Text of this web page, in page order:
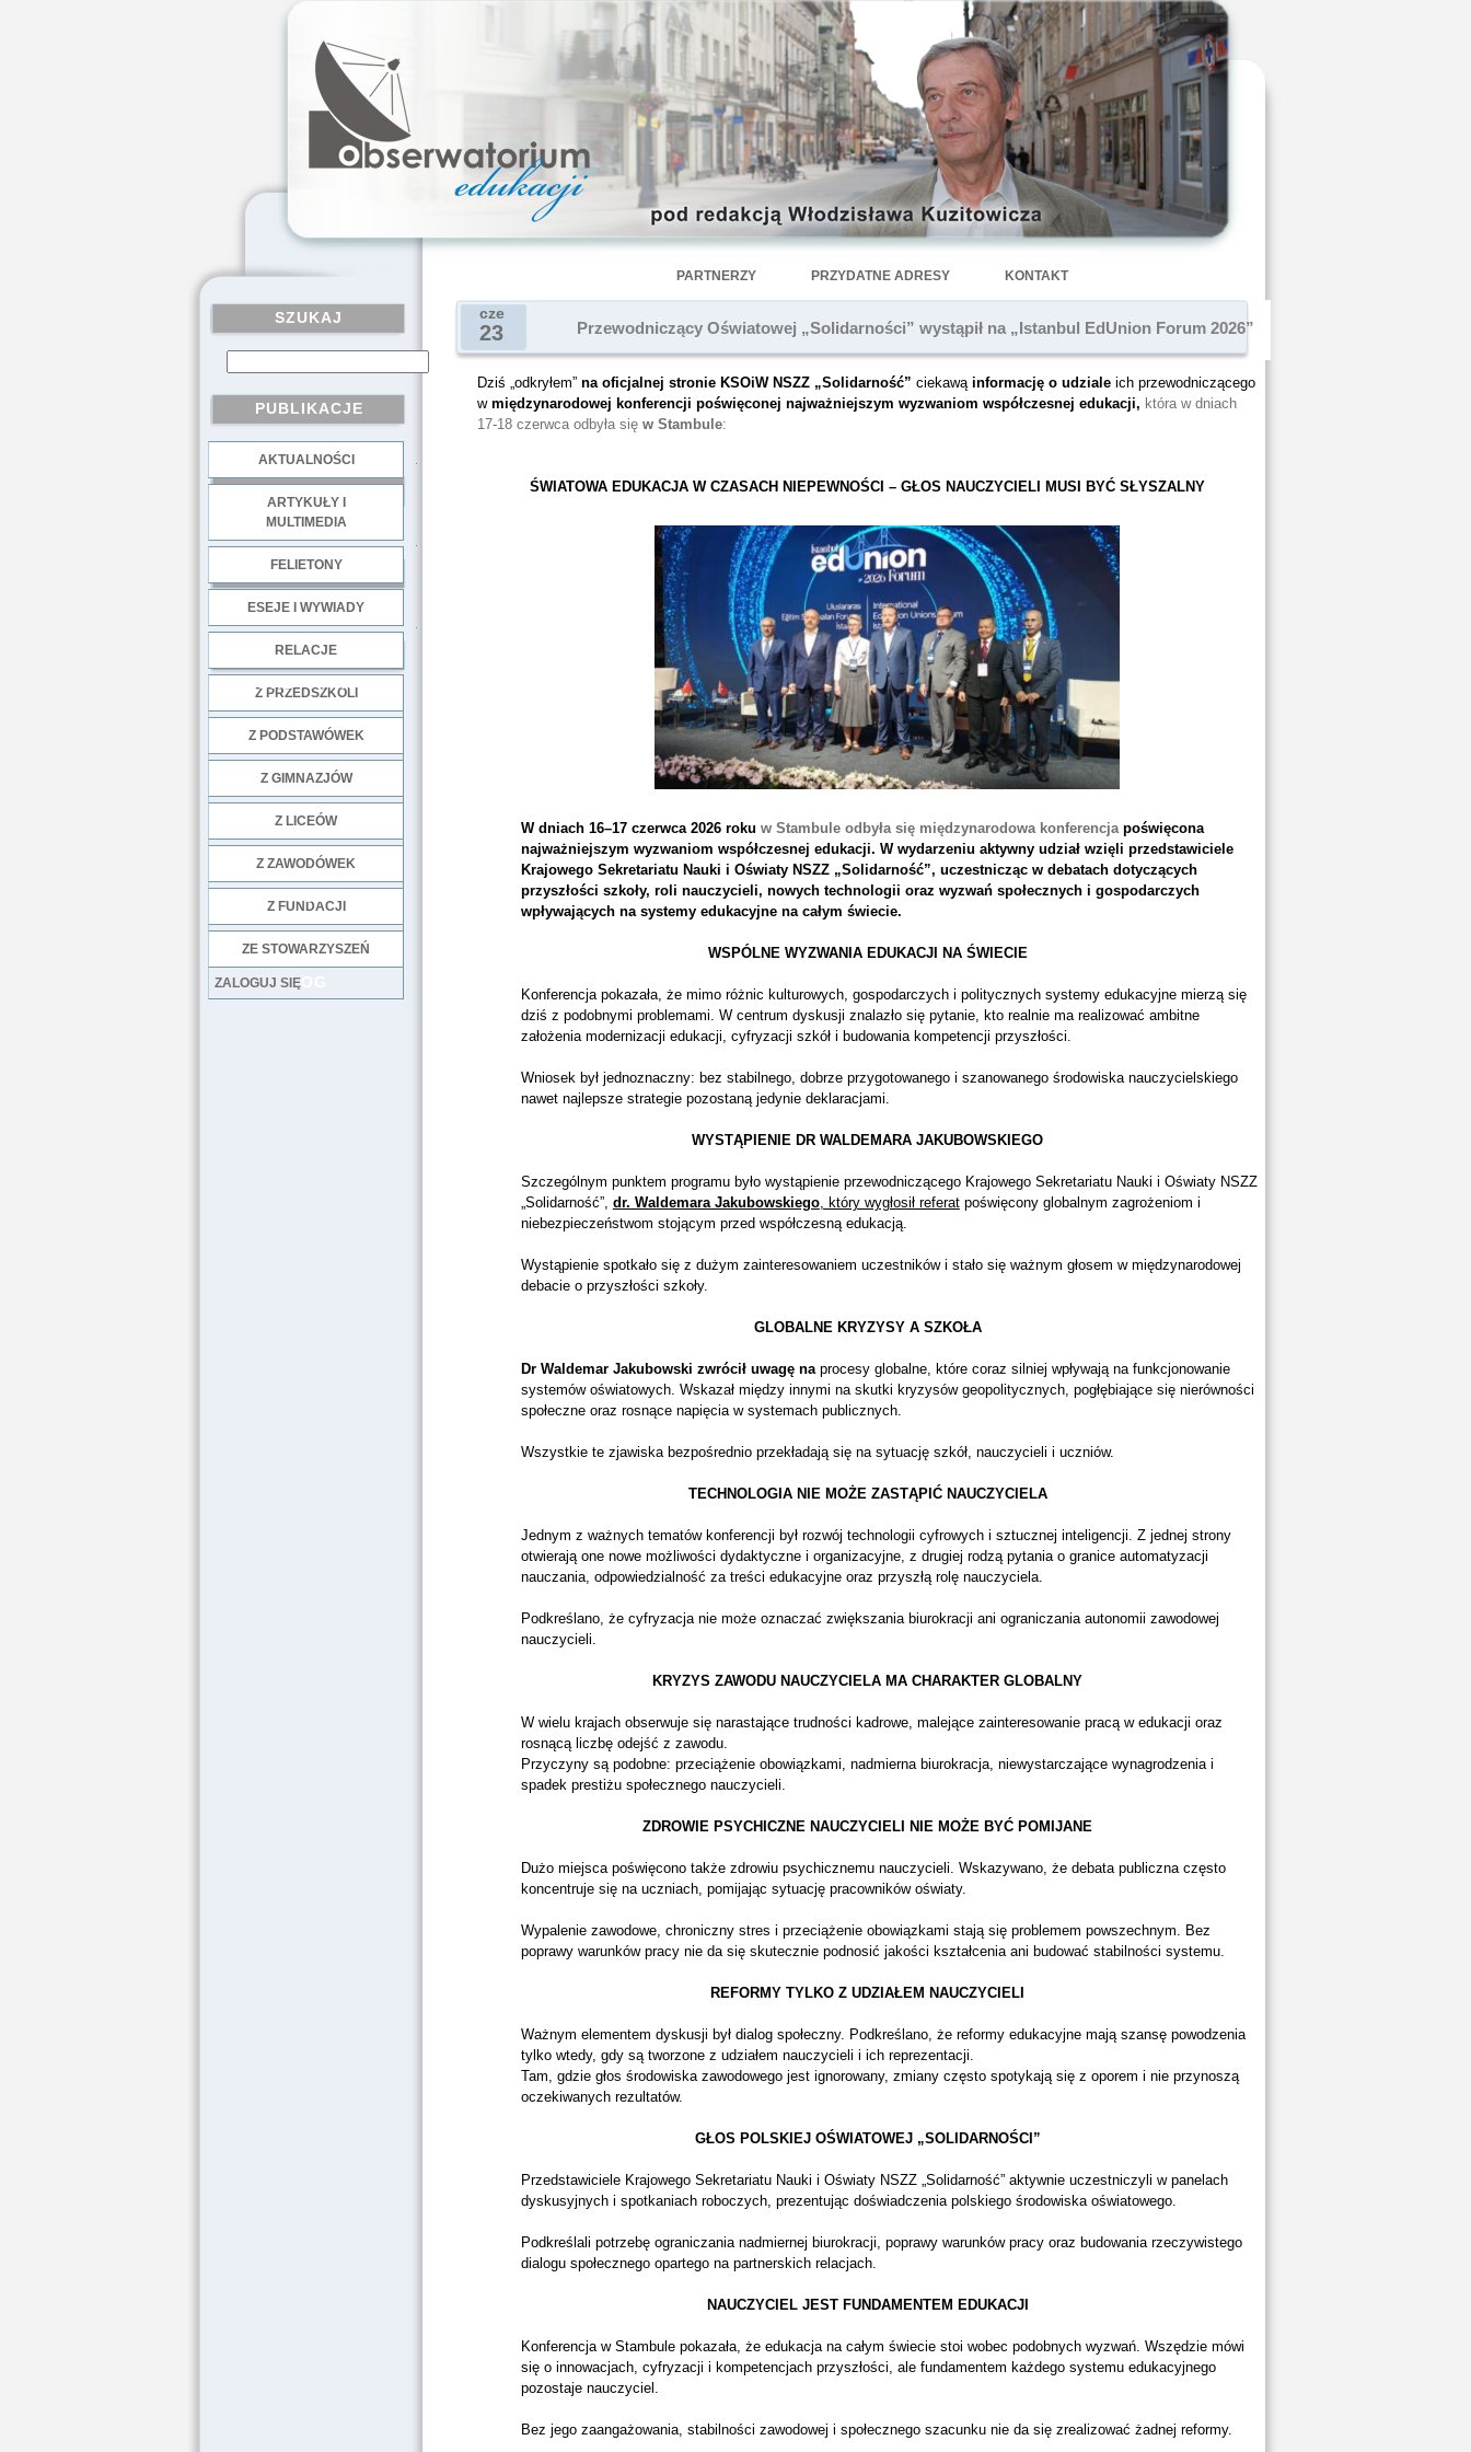
PARTNERZY PRZYDATNE ADRESY KONTAKT
SZUKAJ
PUBLIKACJE
AKTUALNOŚCI
ARTYKUŁY I
MULTIMEDIA
FELIETONY
ESEJE I WYWIADY
RELACJE
Z PRZEDSZKOLI
Z PODSTAWÓWEK
Z GIMNAZJÓW
Z LICEÓW
Z ZAWODÓWEK
Z FUNDACJI
ZE STOWARZYSZEŃ
LOG
ZALOGUJ SIĘ
cze
23 Przewodniczący Oświatowej „Solidarności” wystąpił na „Istanbul EdUnion Forum 2026”
Dziś „odkryłem” na oficjalnej stronie KSOiW NSZZ „Solidarność” ciekawą informację o udziale ich przewodniczącego
w międzynarodowej konferencji poświęconej najważniejszym wyzwaniom współczesnej edukacji, która w dniach
17-18 czerwca odbyła się w Stambule:
ŚWIATOWA EDUKACJA W CZASACH NIEPEWNOŚCI – GŁOS NAUCZYCIELI MUSI BYĆ SŁYSZALNY
W dniach 16–17 czerwca 2026 roku wStambule odbyła się międzynarodowa konferencjapoświęcona
najważniejszym wyzwaniom współczesnej edukacji. W wydarzeniu aktywny udział wzięli przedstawiciele
Krajowego Sekretariatu Nauki i Oświaty NSZZ „Solidarność”, uczestnicząc w debatach dotyczących
przyszłości szkoły, roli nauczycieli, nowych technologii oraz wyzwań społecznych i gospodarczych
wpływających na systemy edukacyjne na całym świecie.
WSPÓLNE WYZWANIA EDUKACJI NA ŚWIECIE
Konferencja pokazała, że mimo różnic kulturowych, gospodarczych i politycznych systemy edukacyjne mierzą się
dziś z podobnymi problemami. W centrum dyskusji znalazło się pytanie, kto realnie ma realizować ambitne
założenia modernizacji edukacji, cyfryzacji szkół i budowania kompetencji przyszłości.
Wniosek był jednoznaczny: bez stabilnego, dobrze przygotowanego i szanowanego środowiska nauczycielskiego
nawet najlepsze strategie pozostaną jedynie deklaracjami.
WYSTĄPIENIE DR WALDEMARA JAKUBOWSKIEGO
Szczególnym punktem programu było wystąpienie przewodniczącego Krajowego Sekretariatu Nauki i Oświaty NSZZ
„Solidarność”, dr. Waldemara Jakubowskiego, który wygłosił referatpoświęcony globalnym zagrożeniom i
niebezpieczeństwom stojącym przed współczesną edukacją.
Wystąpienie spotkało się z dużym zainteresowaniem uczestników i stało się ważnym głosem w międzynarodowej
debacie o przyszłości szkoły.
GLOBALNE KRYZYSY A SZKOŁA
Dr Waldemar Jakubowski zwrócił uwagę naprocesy globalne, które coraz silniej wpływają na funkcjonowanie
systemów oświatowych. Wskazał między innymi na skutki kryzysów geopolitycznych, pogłębiające się nierówności
społeczne oraz rosnące napięcia w systemach publicznych.
Wszystkie te zjawiska bezpośrednio przekładają się na sytuację szkół, nauczycieli i uczniów.
TECHNOLOGIA NIE MOŻE ZASTĄPIĆ NAUCZYCIELA
Jednym z ważnych tematów konferencji był rozwój technologii cyfrowych i sztucznej inteligencji. Z jednej strony
otwierają one nowe możliwości dydaktyczne i organizacyjne, z drugiej rodzą pytania o granice automatyzacji
nauczania, odpowiedzialność za treści edukacyjne oraz przyszłą rolę nauczyciela.
Podkreślano, że cyfryzacja nie może oznaczać zwiększania biurokracji ani ograniczania autonomii zawodowej
nauczycieli.
KRYZYS ZAWODU NAUCZYCIELA MA CHARAKTER GLOBALNY
W wielu krajach obserwuje się narastające trudności kadrowe, malejące zainteresowanie pracą w edukacji oraz
rosnącą liczbę odejść z zawodu.
Przyczyny są podobne: przeciążenie obowiązkami, nadmierna biurokracja, niewystarczające wynagrodzenia i
spadek prestiżu społecznego nauczycieli.
ZDROWIE PSYCHICZNE NAUCZYCIELI NIE MOŻE BYĆ POMIJANE
Dużo miejsca poświęcono także zdrowiu psychicznemu nauczycieli. Wskazywano, że debata publiczna często
koncentruje się na uczniach, pomijając sytuację pracowników oświaty.
Wypalenie zawodowe, chroniczny stres i przeciążenie obowiązkami stają się problemem powszechnym. Bez
poprawy warunków pracy nie da się skutecznie podnosić jakości kształcenia ani budować stabilności systemu.
REFORMY TYLKO Z UDZIAŁEM NAUCZYCIELI
Ważnym elementem dyskusji był dialog społeczny. Podkreślano, że reformy edukacyjne mają szansę powodzenia
tylko wtedy, gdy są tworzone z udziałem nauczycieli i ich reprezentacji.
Tam, gdzie głos środowiska zawodowego jest ignorowany, zmiany często spotykają się z oporem i nie przynoszą
oczekiwanych rezultatów.
GŁOS POLSKIEJ OŚWIATOWEJ „SOLIDARNOŚCI”
Przedstawiciele Krajowego Sekretariatu Nauki i Oświaty NSZZ „Solidarność” aktywnie uczestniczyli w panelach
dyskusyjnych i spotkaniach roboczych, prezentując doświadczenia polskiego środowiska oświatowego.
Podkreślali potrzebę ograniczania nadmiernej biurokracji, poprawy warunków pracy oraz budowania rzeczywistego
dialogu społecznego opartego na partnerskich relacjach.
NAUCZYCIEL JEST FUNDAMENTEM EDUKACJI
Konferencja w Stambule pokazała, że edukacja na całym świecie stoi wobec podobnych wyzwań. Wszędzie mówi
się o innowacjach, cyfryzacji i kompetencjach przyszłości, ale fundamentem każdego systemu edukacyjnego
pozostaje nauczyciel.
Bez jego zaangażowania, stabilności zawodowej i społecznego szacunku nie da się zrealizować żadnej reformy.